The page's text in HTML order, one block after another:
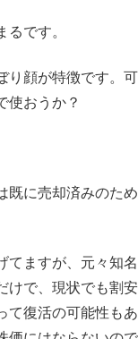
るです。
り顔が特徴です。
使おうか？
既に売却済みのた
てますが、元々知
けで、現状でも割
て復活の可能性も